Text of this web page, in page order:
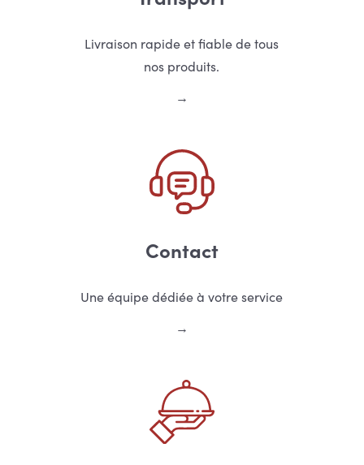
Livraison rapide et fiable de tous
nos produits.
Contact
Une équipe dédiée à votre service